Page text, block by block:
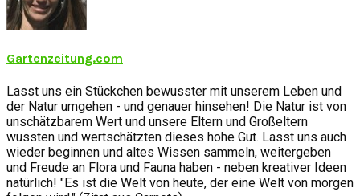
Gartenzeitung.com
Lasst uns ein Stückchen bewusster mit unserem Leben und
der Natur umgehen - und genauer hinsehen! Die Natur ist von
unschätzbarem Wert und unsere Eltern und Großeltern
wussten und wertschätzten dieses hohe Gut. Lasst uns auch
wieder beginnen und altes Wissen sammeln, weitergeben
und Freude an Flora und Fauna haben - neben kreativer Ideen
natürlich! "Es ist die Welt von heute, der eine Welt von morgen